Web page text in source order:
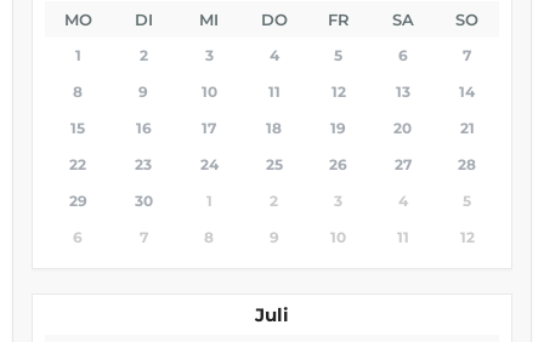
MO DI MI DO FR SA SO
1 2 3 4 5 6
7
8
9 10 11 12 13
14
15
16 17 18 19 20
21
22
23 24 25 26 27
28
29
30 1 2 3 4
5
6
7 8 9 10 11 12
Juli